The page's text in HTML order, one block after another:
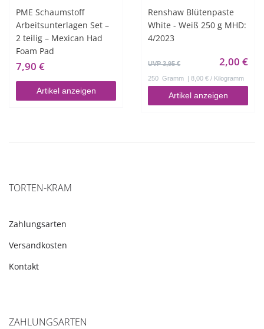
PME Schaumstoff
Arbeitsunterlagen Set –
2 teilig – Mexican Had
Foam Pad
7,90 €
Artikel anzeigen
Renshaw Blütenpaste
White - Weiß 250 g MHD:
4/2023
UVP 3,95 € 2,00 €
250 Gramm | 8,00 € / Kilogramm
Artikel anzeigen
TORTEN-KRAM
Zahlungsarten
Versandkosten
Kontakt
ZAHLUNGSARTEN